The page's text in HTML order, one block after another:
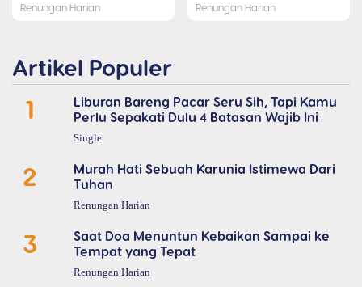
Renungan Harian Renungan Harian
Artikel Populer
1
Liburan Bareng Pacar Seru Sih, Tapi Kamu
Perlu Sepakati Dulu 4 Batasan Wajib Ini
Single
2
Murah Hati Sebuah Karunia Istimewa Dari
Tuhan
Renungan Harian
3
Saat Doa Menuntun Kebaikan Sampai ke
Tempat yang Tepat
Renungan Harian